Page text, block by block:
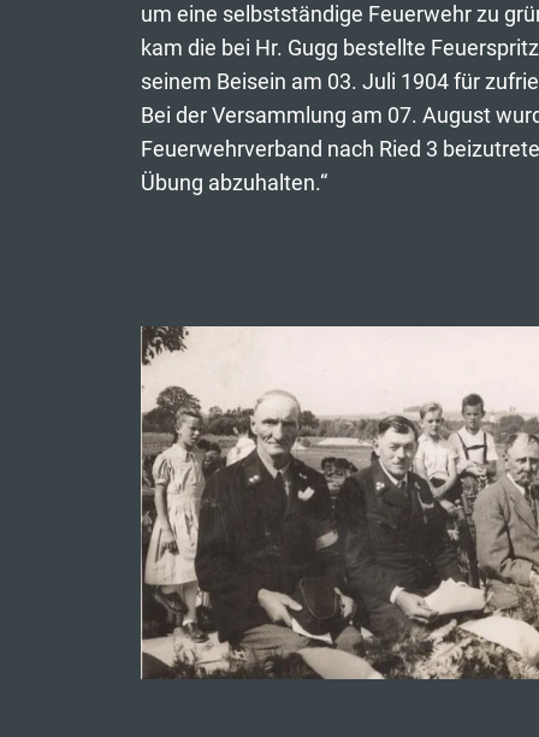
um eine selbstständige Feuerwehr zu
kam die bei Hr. Gugg bestellte
seinem Beisein am 03. Juli 1904 für
Bei der Versammlung am 07. August
Feuerwehrverband nach Ried 3
Übung abzuhalten.“